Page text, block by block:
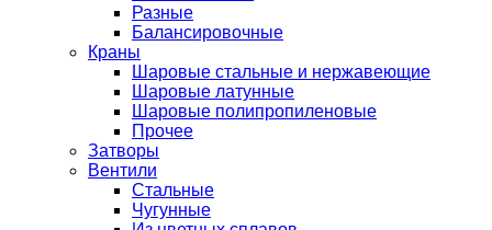
Разные
Балансировочные
Краны
Шаровые стальные и нержавеющие
Шаровые латунные
Шаровые полипропиленовые
Прочее
Затворы
Вентили
Стальные
Чугунные